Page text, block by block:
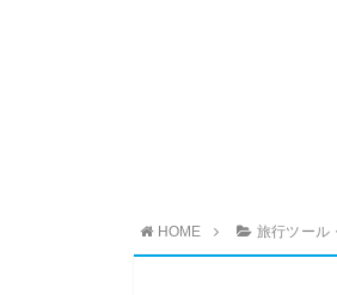
HOME 旅行ツール